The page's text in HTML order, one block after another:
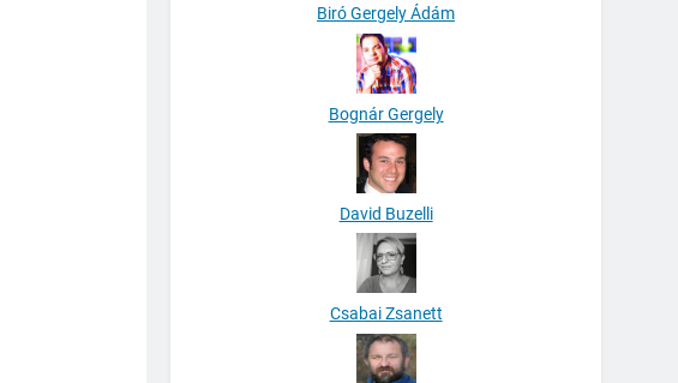
Biró Gergely Ádám
Bognár Gergely
David Buzelli
Csabai Zsanett